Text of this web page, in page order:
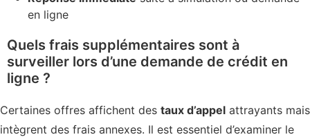
en ligne
Quels frais supplémentaires sont à
surveiller lors d’une demande de crédit en
ligne ?
Certaines offres affichent des taux d’appel attrayants mais
intègrent des frais annexes. Il est essentiel d’examiner le